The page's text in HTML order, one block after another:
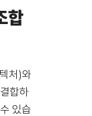
합
처)와
합하
있습